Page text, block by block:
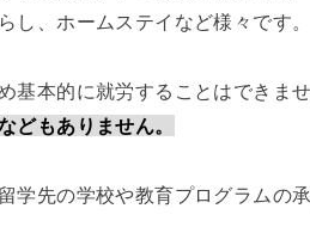
し、ホームステイなど様々です。
基本的に就労することはできませ
どもありません。
学先の学校や教育プログラムの